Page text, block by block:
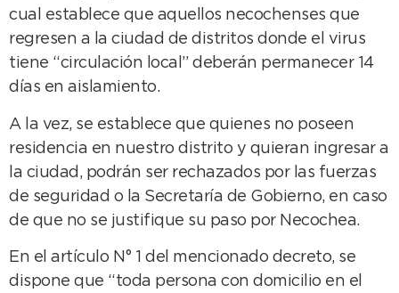
cual establece que aquellos necochenses que
regresen a la ciudad de distritos donde el virus
tiene “circulación local” deberán permanecer 14
días en aislamiento.
A la vez, se establece que quienes no poseen
residencia en nuestro distrito y quieran ingresar a
la ciudad, podrán ser rechazados por las fuerzas
de seguridad o la Secretaría de Gobierno, en caso
de que no se justifique su paso por Necochea.
En el artículo N° 1 del mencionado decreto, se
dispone que “toda persona con domicilio en el